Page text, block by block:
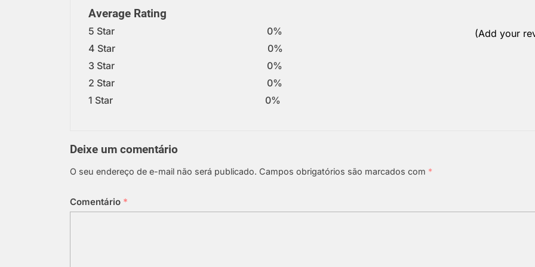
Average Rating
5 Star
0%
4 Star
0%
3 Star
0%
2 Star
0%
1 Star
0%
(Add your
Deixe um comentário
O seu endereço de e-mail não será publicado. Campos obrigatórios são marcados com *
Comentário *